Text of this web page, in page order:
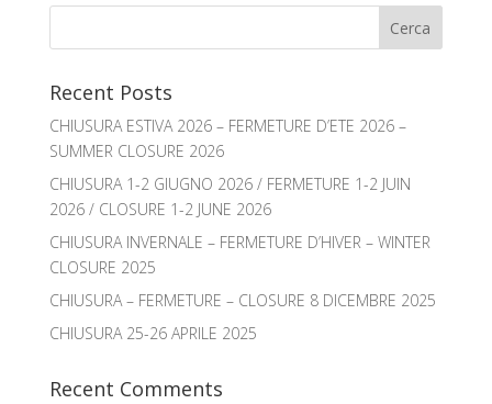
Recent Posts
CHIUSURA ESTIVA 2026 – FERMETURE D’ETE 2026 –
SUMMER CLOSURE 2026
CHIUSURA 1-2 GIUGNO 2026 / FERMETURE 1-2 JUIN
2026 / CLOSURE 1-2 JUNE 2026
CHIUSURA INVERNALE – FERMETURE D’HIVER – WINTER
CLOSURE 2025
CHIUSURA – FERMETURE – CLOSURE 8 DICEMBRE 2025
CHIUSURA 25-26 APRILE 2025
Recent Comments